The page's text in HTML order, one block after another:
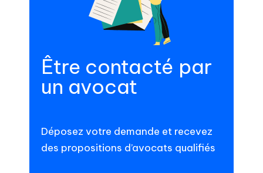
Être contacté par
un avocat
Déposez votre demande et recevez
des propositions d’avocats qualifiés